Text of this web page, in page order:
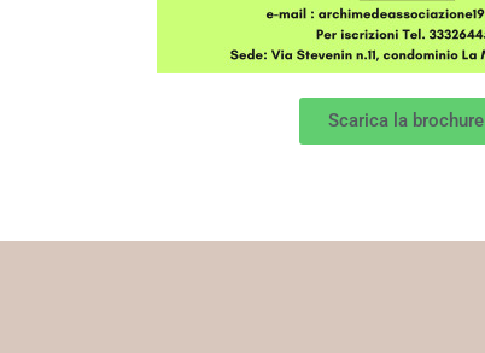
Scarica la brochure